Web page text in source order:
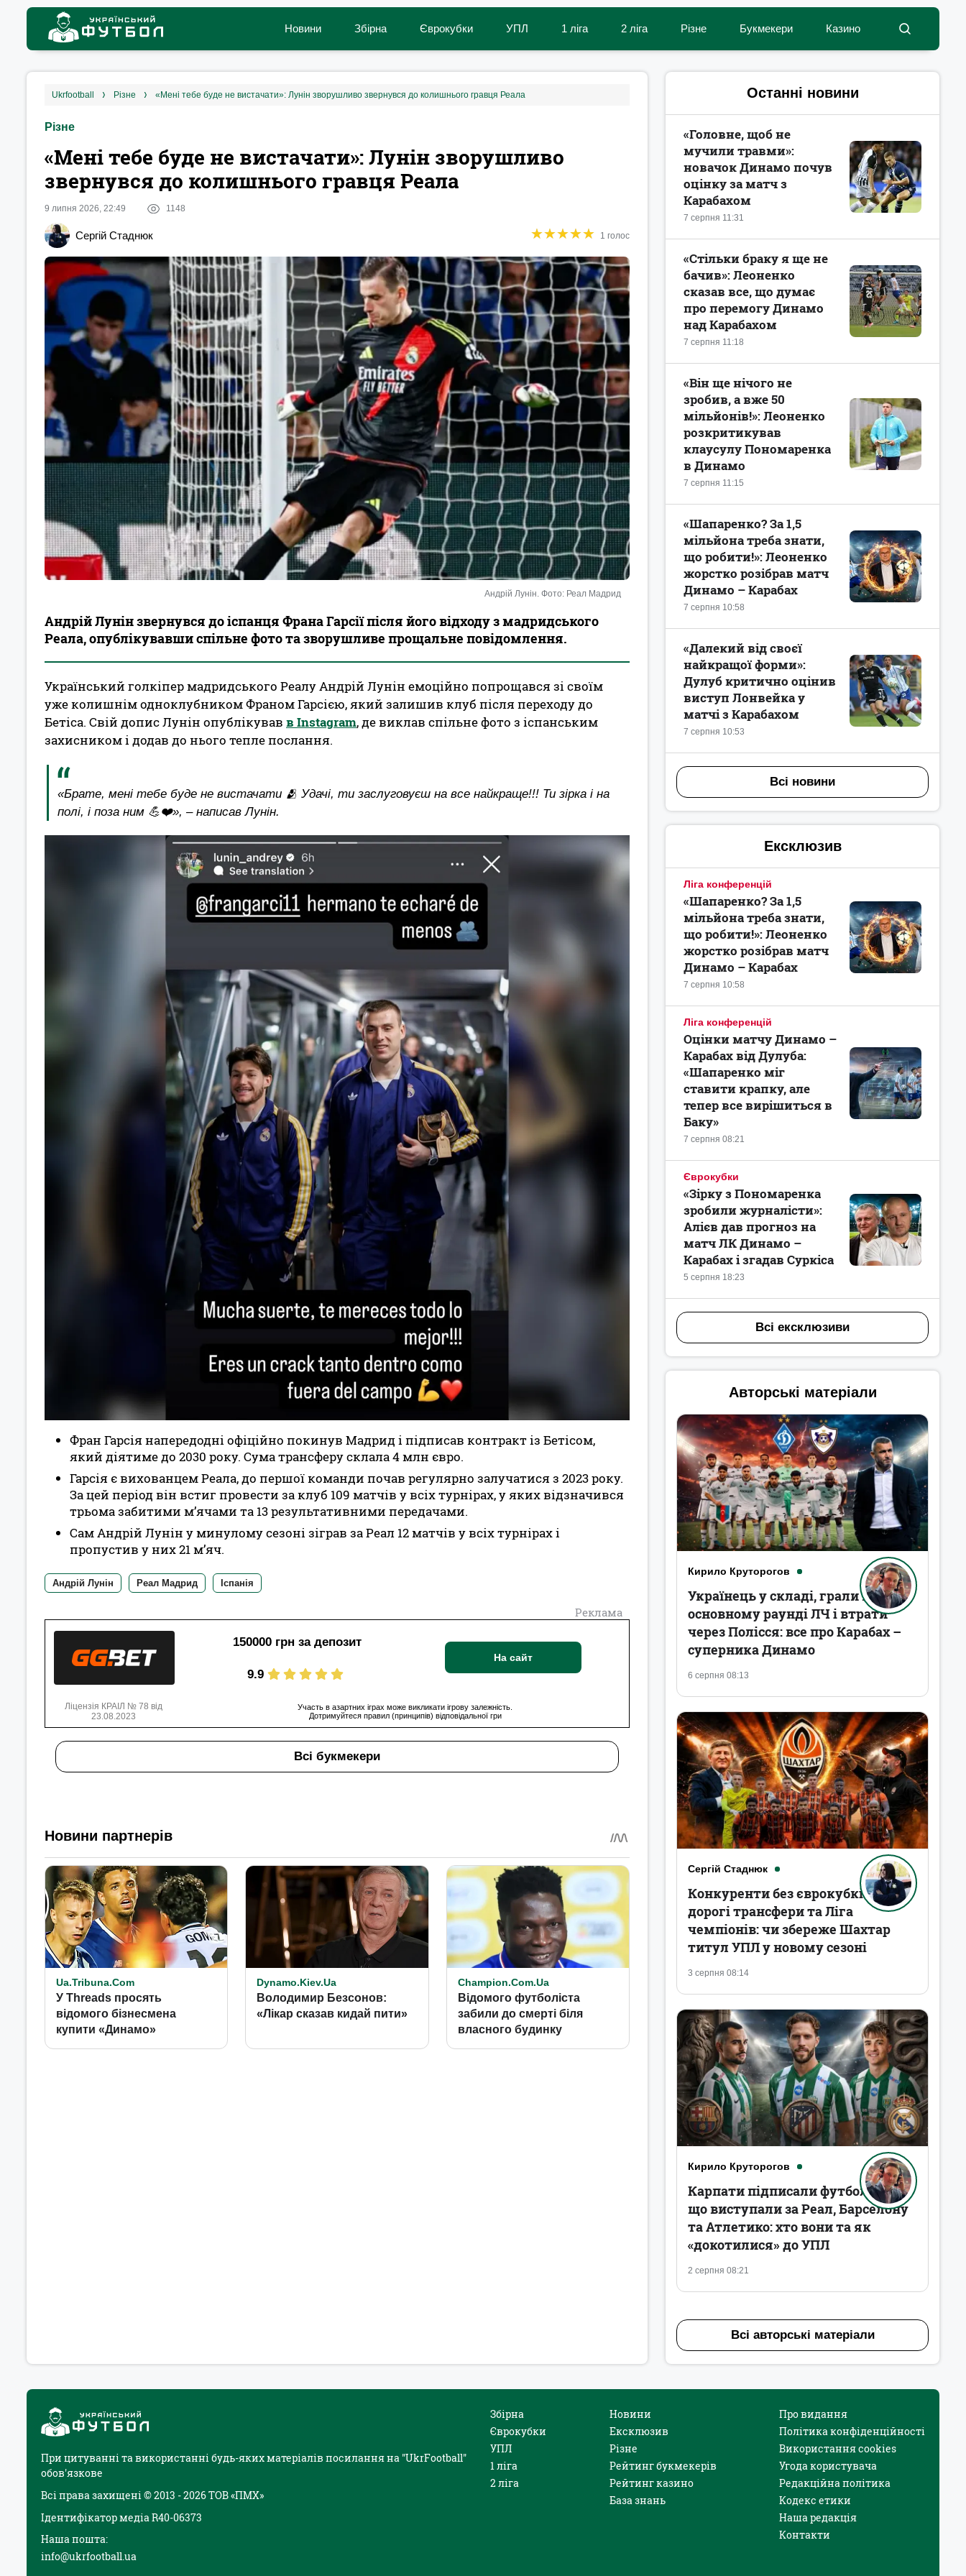
Новини Збірна Єврокубки УПЛ 1 ліга 2 ліга Різне Букмекери Казино
ukrfootball різне «‎Мені тебе буде не вистачати»: Лунін зворушливо звернувся до колишнього гравця Реала
Різне
«‎Мені тебе буде не вистачати»: Лунін зворушливо
звернувся до колишнього гравця Реала
9 липня 2026, 22:49 1148
Сергій Стаднюк ★★★★★
★★★★★ 1 голос
Андрій Лунін. Фото: Реал Мадрид
Андрій Лунін звернувся до іспанця Франа Гарсії після його відходу з мадридського
Реала, опублікувавши спільне фото та зворушливе прощальне повідомлення.
Український голкіпер мадридського Реалу Андрій Лунін емоційно попрощався зі своїм
уже колишнім одноклубником Франом Гарсією, який залишив клуб після переходу до
Бетіса. Свій допис Лунін опублікував в Instagram, де виклав спільне фото з іспанським
захисником і додав до нього тепле послання.
«Брате, мені тебе буде не вистачати 🫂 Удачі, ти заслуговуєш на все найкраще!!! Ти зірка і на
полі, і поза ним 💪❤️», – написав Лунін.
Фран Гарсія напередодні офіційно покинув Мадрид і підписав контракт із Бетісом,
який діятиме до 2030 року. Сума трансферу склала 4 млн євро.
Гарсія є вихованцем Реала, до першої команди почав регулярно залучатися з 2023 року.
За цей період він встиг провести за клуб 109 матчів у всіх турнірах, у яких відзначився
трьома забитими м’ячами та 13 результативними передачами.
Сам Андрій Лунін у минулому сезоні зіграв за Реал 12 матчів у всіх турнірах і
пропустив у них 21 м’яч.
Андрій Лунін Реал Мадрид Іспанія
Реклама
150000 грн за депозит
9.9
На сайт
Ліцензія КРАІЛ № 78 від
23.08.2023
Участь в азартних іграх може викликати ігрову залежність.
Дотримуйтеся правил (принципів) відповідальної гри
Всі букмекери
Останні новини
7 серпня 11:31
«Головне, щоб не
мучили травми»:
новачок Динамо почув
оцінку за матч з
Карабахом
7 серпня 11:18
«Стільки браку я ще не
бачив»: Леоненко
сказав все, що думає
про перемогу Динамо
над Карабахом
7 серпня 11:15
«Він ще нічого не
зробив, а вже 50
мільйонів!»: Леоненко
розкритикував
клаусулу Пономаренка
в Динамо
7 серпня 10:58
«Шапаренко? За 1,5
мільйона треба знати,
що робити!»: Леоненко
жорстко розібрав матч
Динамо – Карабах
7 серпня 10:53
«Далекий від своєї
найкращої форми»:
Дулуб критично оцінив
виступ Лонвейка у
матчі з Карабахом
Всі новини
Ексклюзив
Ліга конференцій
7 серпня 10:58
«Шапаренко? За 1,5
мільйона треба знати,
що робити!»: Леоненко
жорстко розібрав матч
Динамо – Карабах
Ліга конференцій
7 серпня 08:21
Оцінки матчу Динамо –
Карабах від Дулуба:
«Шапаренко міг
ставити крапку, але
тепер все вирішиться в
Баку»
Єврокубки
5 серпня 18:23
«Зірку з Пономаренка
зробили журналісти»:
Алієв дав прогноз на
матч ЛК Динамо –
Карабах і згадав Суркіса
Всі ексклюзиви
Авторські матеріали
Кирило Круторогов
6 серпня 08:13
Українець у складі, грали в
основному раунді ЛЧ і втрати
через Полісся: все про Карабах –
суперника Динамо
Сергій Стаднюк
3 серпня 08:14
Конкуренти без єврокубків,
дорогі трансфери та Ліга
чемпіонів: чи збереже Шахтар
титул УПЛ у новому сезоні
Кирило Круторогов
2 серпня 08:21
Карпати підписали футболістів,
що виступали за Реал, Барселону
та Атлетико: хто вони та як
«докотилися» до УПЛ
Всі авторські матеріали
При цитуванні та використанні будь-яких матеріалів посилання на "UkrFootball"
обов'язкове
Всі права захищені © 2013 - 2026 ТОВ «ПМХ»
Ідентифікатор медіа R40-06373
Наша пошта:
info@ukrfootball.ua
Збірна
Єврокубки
УПЛ
1 ліга
2 ліга
Новини
Ексклюзив
Різне
Рейтинг букмекерів
Рейтинг казино
База знань
Про видання
Політика конфіденційності
Використання cookies
Угода користувача
Редакційна політика
Кодекс етики
Наша редакція
Контакти